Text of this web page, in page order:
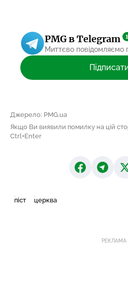
PMG в Telegram
Миттєво повідомляємо
Джерело: PMG.ua
Якщо Ви виявили помилку на цій
Ctrl+Enter
піст церква
РЕКЛАМА